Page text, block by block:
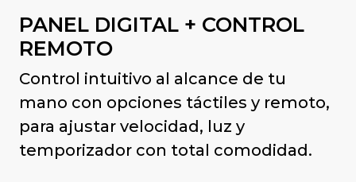
PANEL DIGITAL + CONTROL
REMOTO
Control intuitivo al alcance de tu
mano con opciones táctiles y remoto,
para ajustar velocidad, luz y
temporizador con total comodidad.